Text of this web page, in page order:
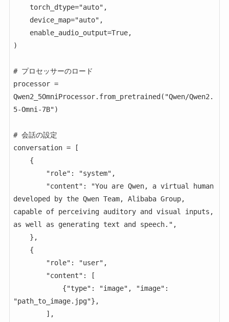
)
# プロセッサーのロード
processor =
Qwen2_5OmniProcessor.from_pretrained("Qwen/Qwen2.
5-Omni-7B")
# 会話の設定
conversation = [
developed by the Qwen Team, Alibaba Group,
capable of perceiving auditory and visual inputs,
as well as generating text and speech.",
"path_to_image.jpg"},